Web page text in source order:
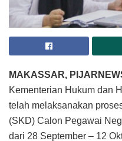
MAKASSAR,
Kementerian Hukum dan
telah melaksanakan
(SKD) Calon Pegawai
dari 28 September – 12